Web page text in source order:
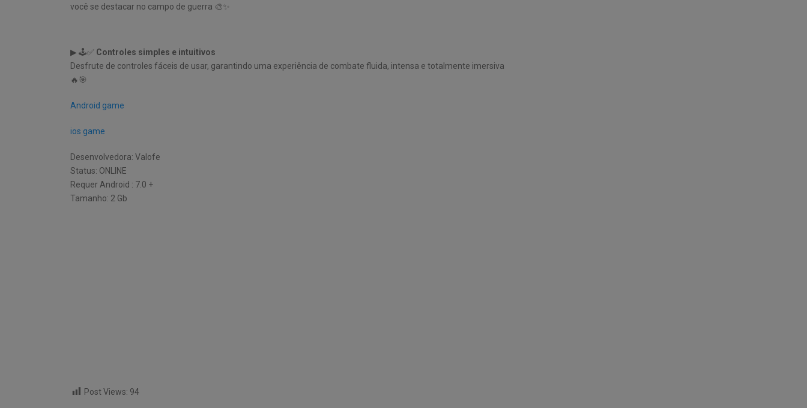
você se destacar no campo de guerra 🎨✨
▶ 🕹️✅ Controles simples e intuitivos
Desfrute de controles fáceis de usar, garantindo uma experiência de combate fluida, intensa e totalmente imersiva
🔥🎯
Android game
ios game
Desenvolvedora: Valofe
Status: ONLINE
Requer Android : 7.0 +
Tamanho: 2 Gb
Post Views: 94